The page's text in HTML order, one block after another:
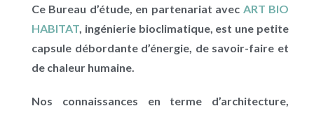
Ce Bureau d’étude, en partenariat avec ART BIO
HABITAT, ingénierie bioclimatique, est une petite
capsule débordante d’énergie, de savoir-faire et
de chaleur humaine.
Nos connaissances en terme d’architecture,